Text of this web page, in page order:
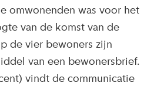
omwonenden was voor het
van de komst van de
de vier bewoners zijn
van een bewonersbrief.
vindt de communicatie